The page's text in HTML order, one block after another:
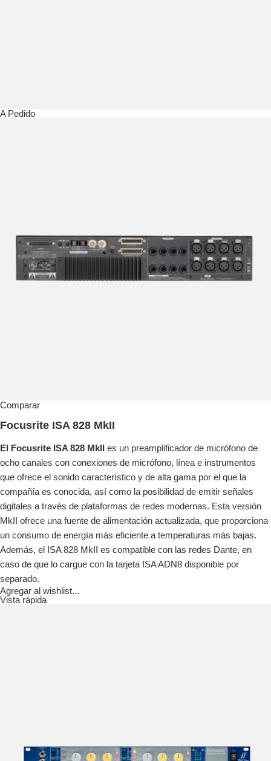
A Pedido
Comparar
Focusrite ISA 828 MkII
El Focusrite ISA 828 MkII es un preamplificador de micrófono de
ocho canales con conexiones de micrófono, línea e instrumentos
que ofrece el sonido característico y de alta gama por el que la
compañía es conocida, así como la posibilidad de emitir señales
digitales a través de plataformas de redes modernas. Esta versión
MkII ofrece una fuente de alimentación actualizada, que proporciona
un consumo de energía más eficiente a temperaturas más bajas.
Además, el ISA 828 MkII es compatible con las redes Dante, en
caso de que lo cargue con la tarjeta ISA ADN8 disponible por
separado.
Agregar al wishlist...
Vista rápida